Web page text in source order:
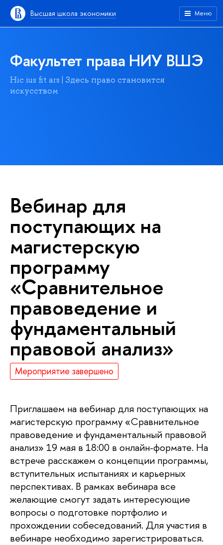
Высшая школа экономики Меню
Факультет права НИУ ВШЭ
Hic ius fit ars | Здесь право становится
искусством
Вебинар для
поступающих на
магистерскую
программу
«Сравнительное
правоведение и
фундаментальный
правовой анализ»
Мероприятие завершено
Приглашаем на вебинар для поступающих на
магистерскую программу «Сравнительное
правоведение и фундаментальный правовой
анализ» 19 мая в 18:00 в онлайн-формате. На
встрече расскажем о концепции программы,
вступительных испытаниях и карьерных
перспективах. В рамках вебинара все
желающие смогут задать интересующие
вопросы о подготовке портфолио и
прохождении собеседований. Для участия в
вебинаре необходимо зарегистрироваться.